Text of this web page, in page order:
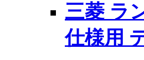
三菱 ラ
仕様用